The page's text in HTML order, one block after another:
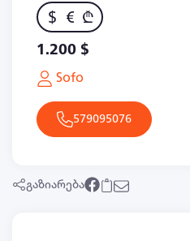
$ € ₾
1.200 $
Sofo
579095076
გაზიარება